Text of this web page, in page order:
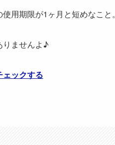
用期限が1ヶ月と短めなこと。
りませんよ♪
ックする